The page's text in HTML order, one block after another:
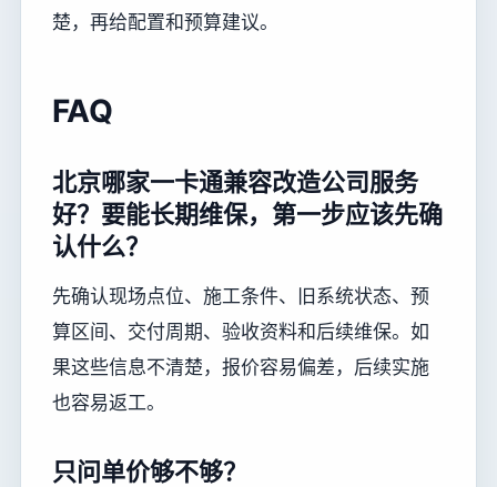
楚，再给配置和预算建议。
FAQ
北京哪家一卡通兼容改造公司服务
好？要能长期维保，第一步应该先确
认什么？
先确认现场点位、施工条件、旧系统状态、预
算区间、交付周期、验收资料和后续维保。如
果这些信息不清楚，报价容易偏差，后续实施
也容易返工。
只问单价够不够？